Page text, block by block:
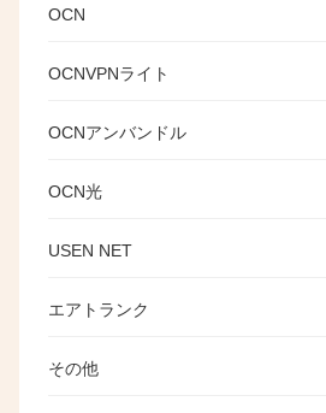
OCN
OCNVPNライト
OCNアンバンドル
OCN光
USEN NET
エアトランク
その他